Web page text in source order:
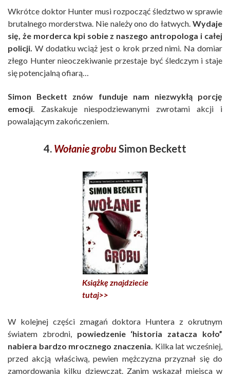
Wkrótce doktor Hunter musi rozpocząć śledztwo w sprawie
brutalnego morderstwa. Nie należy ono do łatwych. Wydaje
się, że morderca kpi sobie z naszego antropologa i całej
policji. W dodatku wciąż jest o krok przed nimi. Na domiar
złego Hunter nieoczekiwanie przestaje być śledczym i staje
się potencjalną ofiarą…
Simon Beckett znów funduje nam niezwykłą porcję
emocji. Zaskakuje niespodziewanymi zwrotami akcji i
powalającym zakończeniem.
4. Wołanie grobuSimon Beckett
Książkę znajdziecie
tutaj>>
W kolejnej części zmagań doktora Huntera z okrutnym
światem zbrodni, powiedzenie ‘historia zatacza koło”
nabiera bardzo mrocznego znaczenia. Kilka lat wcześniej,
przed akcją właściwą, pewien mężczyzna przyznał się do
zamordowania kilku dziewcząt. Zanim wskazał miejsca w